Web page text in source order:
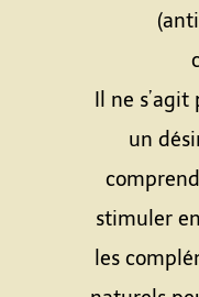
Il ne s’agit
un
stimuler
les